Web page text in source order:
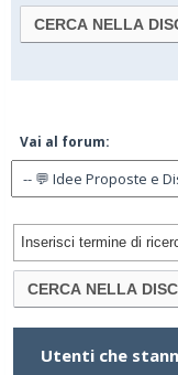
Vai al forum:
Utenti che